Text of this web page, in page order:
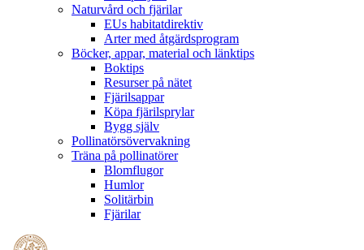
Naturvård och fjärilar
EUs habitatdirektiv
Arter med åtgärdsprogram
Böcker, appar, material och länktips
Boktips
Resurser på nätet
Fjärilsappar
Köpa fjärilsprylar
Bygg själv
Pollinatörsövervakning
Träna på pollinatörer
Blomflugor
Humlor
Solitärbin
Fjärilar